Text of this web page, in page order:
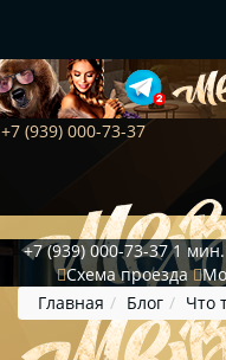
+7 (939) 000-73-37
+7 (939) 000-73-37 1 мин.
Схема проезда
Главная
Блог Что